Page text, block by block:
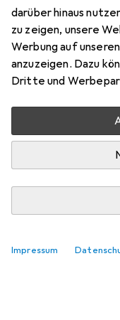
darüber hinaus
zu zeigen, unsere
Werbung auf
anzuzeigen. Dazu
Dritte und
Impressum
Hier findest du
Ravensburger
Relevanz
Produktliste